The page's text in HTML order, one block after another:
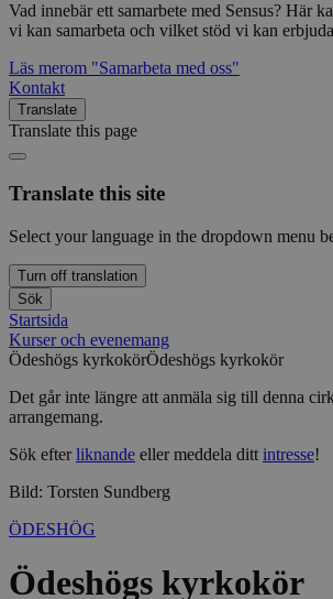
Vad innebär ett samarbete med Sensus? Här
vi kan samarbeta och vilket stöd vi kan
Läs merom "Samarbeta med oss"
Kontakt
Translate
Translate this page
Translate this site
Select your language in the dropdown menu
Turn off translation
Sök
Startsida
Kurser och evenemang
Ödeshögs kyrkokörÖdeshögs kyrkokör
Det går inte längre att anmäla sig till denna
arrangemang.
Sök efterliknande eller meddela ditt intresse!
Bild: Torsten Sundberg
ÖDESHÖG
Ödeshögs kyrkokör